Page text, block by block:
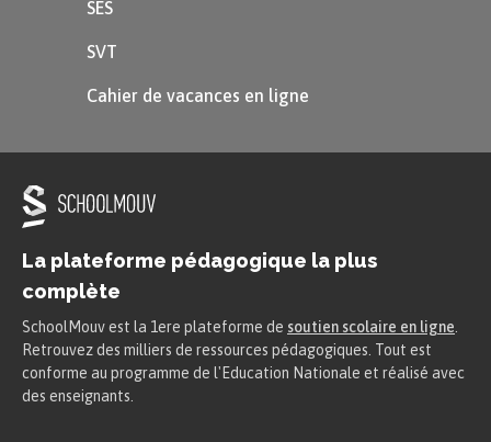
officielle dans l’Empire romain, les lieux
de culte se multiplient.
SES
SVT
Cahier de vacances en ligne
La plateforme pédagogique la plus
complète
SchoolMouv est la 1ere plateforme de soutien scolaire en ligne
Retrouvez des milliers de ressources pédagogiques. Tout est
conforme au programme de l'Education Nationale et réalisé avec
des enseignants.